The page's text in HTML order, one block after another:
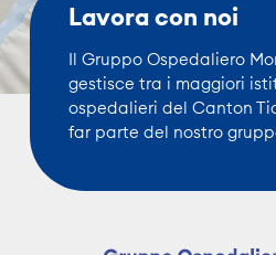
Lavora con noi
Il Gruppo Ospedaliero
gestisce tra i maggiori
ospedalieri del Canton
far parte del nostro